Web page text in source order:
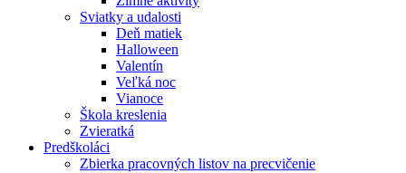
Sviatky a udalosti
Deň matiek
Halloween
Valentín
Veľká noc
Vianoce
Škola kreslenia
Zvieratká
Predškoláci
Zbierka pracovných listov na precvičenie